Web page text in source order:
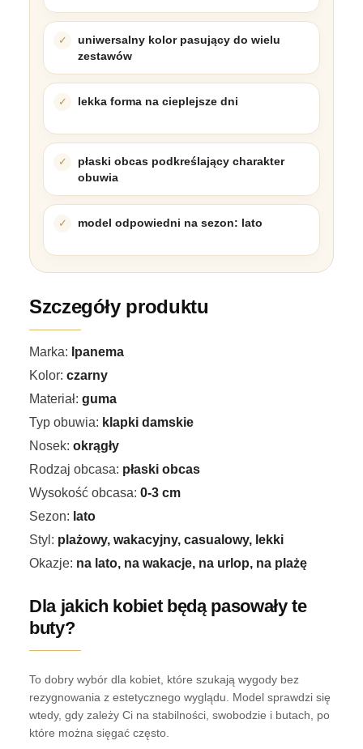
uniwersalny kolor pasujący do wielu
zestawów
lekka forma na cieplejsze dni
płaski obcas podkreślający charakter
obuwia
model odpowiedni na sezon: lato
Szczegóły produktu
Marka: Ipanema
Kolor: czarny
Materiał: guma
Typ obuwia: klapki damskie
Nosek: okrągły
Rodzaj obcasa: płaski obcas
Wysokość obcasa: 0-3 cm
Sezon: lato
Styl: plażowy, wakacyjny, casualowy, lekki
Okazje: na lato, na wakacje, na urlop, na plażę
Dla jakich kobiet będą pasowały te
buty?
To dobry wybór dla kobiet, które szukają wygody bez
rezygnowania z estetycznego wyglądu. Model sprawdzi się
wtedy, gdy zależy Ci na stabilności, swobodzie i butach, po
które można sięgać często.